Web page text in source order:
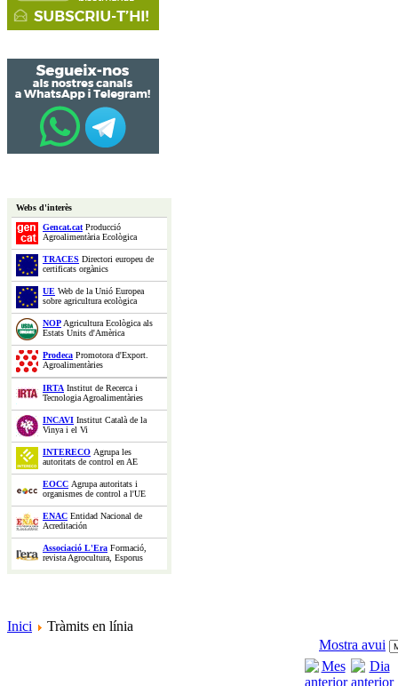
Webs d'interès
Gencat.catProducció
Agroalimentària Ecològica
TRACES Directori europeu de
certificats orgànics
UE Web de la Unió Europea
sobre agricultura ecològica
NOPAgricultura Ecològica als
Estats Units d'Amèrica
Prodeca Promotora d'Export.
Agroalimentàries
IRTA Institut de Recerca i
Tecnologia Agroalimentàries
INCAVI Institut Català de la
Vinya i el Vi
INTERECO Agrupa les
autoritats de control en AE
EOCC Agrupa autoritats i
organismes de control a l'UE
ENAC Entidad Nacional de
Acreditación
Associació L'Era Formació,
revista Agrocultura, Esporus
Inici
Tràmits en línia
Mostra avui